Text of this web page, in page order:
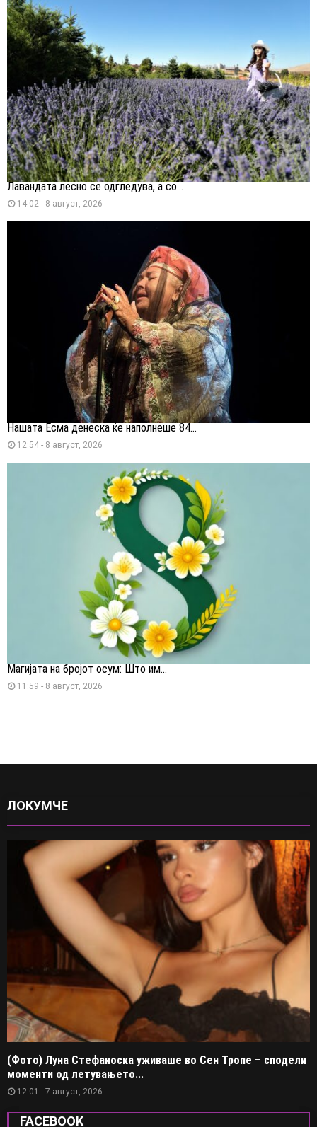
Лавандата лесно се одгледува, а со...
14:02 - 8 август, 2026
Нашата Есма денеска ќе наполнеше 84...
12:54 - 8 август, 2026
Магијата на бројот осум: Што им...
11:59 - 8 август, 2026
ЛОКУМЧЕ
(Фото) Луна Стефаноска уживаше во Сен Тропе – сподели
моменти од летувањето...
12:01 - 7 август, 2026
FACEBOOK